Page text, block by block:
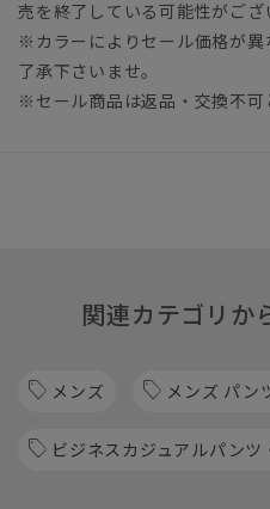
売を終了している可能性がござ
※カラーによりセール価格が
了承下さいませ。
※セール商品は返品・交換不可
関連カテゴリか
メンズ メンズ パン
ビジネスカジュアルパンツ